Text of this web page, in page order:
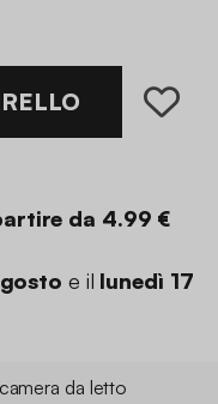
da 4.99 €
e il lunedì 17
da letto